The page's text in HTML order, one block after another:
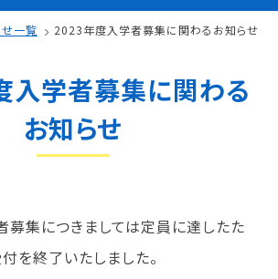
来
歩み
一覧 2023年度入学者募集に関わるお知らせ
学者募集に関わる
お知らせ
集につきましては定員に達したた
を終了いたしました。